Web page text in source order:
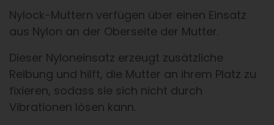
Nylock-Muttern verfügen über einen Einsatz
aus Nylon an der Oberseite der Mutter.
Dieser Nyloneinsatz erzeugt zusätzliche
Reibung und hilft, die Mutter an ihrem Platz zu
fixieren, sodass sie sich nicht durch
Vibrationen lösen kann.